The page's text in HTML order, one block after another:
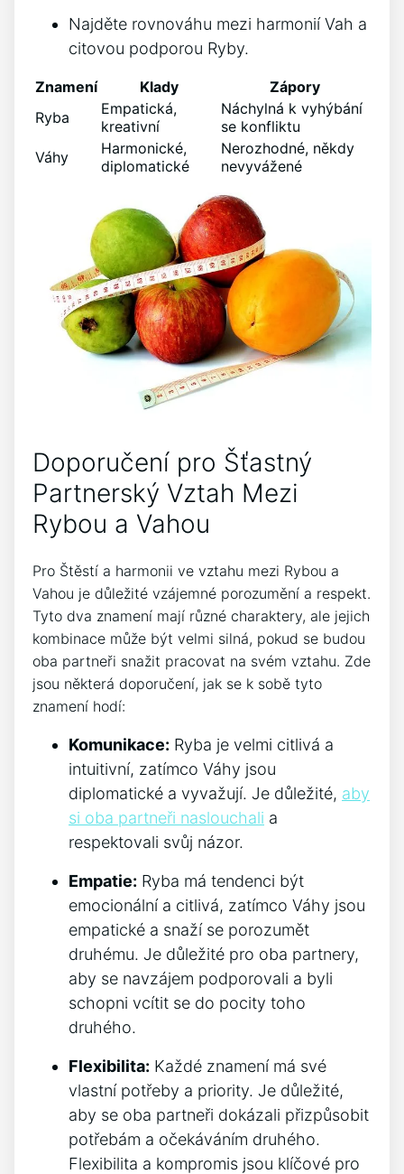
Najděte rovnováhu mezi harmonií Vah a
citovou podporou Ryby.
Znamení Klady
Zápory
Ryba
Empatická,
kreativní
Náchylná k vyhýbání
se konfliktu
Váhy
Harmonické,
diplomatické
Nerozhodné, někdy
nevyvážené
Doporučení pro Šťastný
Partnerský Vztah Mezi
Rybou a Vahou
Pro Štěstí a harmonii ve vztahu mezi Rybou a
Vahou je důležité vzájemné porozumění a respekt.
Tyto dva znamení mají různé charaktery, ale jejich
kombinace může být velmi silná, pokud se budou
oba partneři snažit pracovat na svém vztahu. Zde
jsou některá doporučení, jak se k sobě tyto
znamení hodí:
Komunikace: Ryba je velmi citlivá a
intuitivní, zatímco Váhy jsou
diplomatické a vyvažují. Je důležité, aby
si oba partneři naslouchali a
respektovali svůj názor.
Empatie: Ryba má tendenci být
emocionální a citlivá, zatímco Váhy jsou
empatické a snaží se porozumět
druhému. Je důležité pro oba partnery,
aby se navzájem podporovali a byli
schopni vcítit se do pocity toho
druhého.
Flexibilita: Každé znamení má své
vlastní potřeby a priority. Je důležité,
aby se oba partneři dokázali přizpůsobit
potřebám a očekáváním druhého.
Flexibilita a kompromis jsou klíčové pro